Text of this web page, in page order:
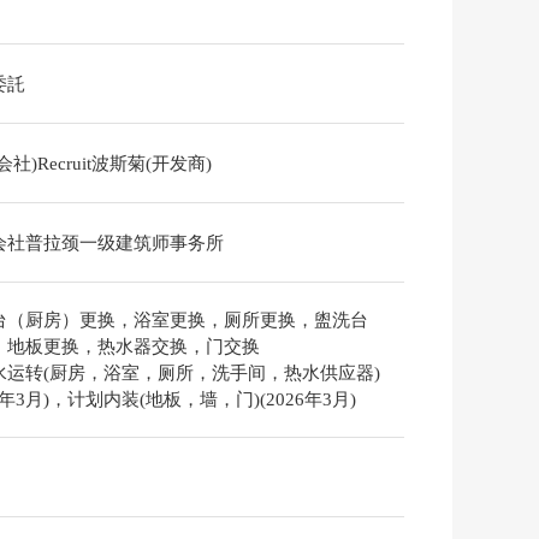
託
社)Recruit波斯菊(开发商)
社普拉颈一级建筑师事务所
（厨房）更换，浴室更换，厕所更换，盥洗台
地板更换，热水器交换，门交换
运转(厨房，浴室，厕所，洗手间，热水供应器)
3月)，计划内装(地板，墙，门)(2026年3月)